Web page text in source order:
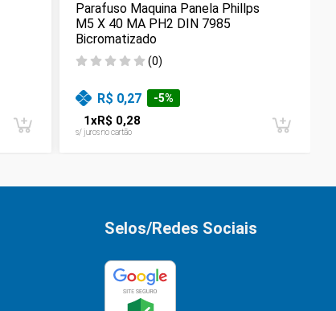
Parafuso Maquina Panela Phillps
M5 X 40 MA PH2 DIN 7985
Bicromatizado
(0)
R$ 0,27 -5%
1xR$ 0,28
s/ juros no cartão
Selos/Redes Sociais